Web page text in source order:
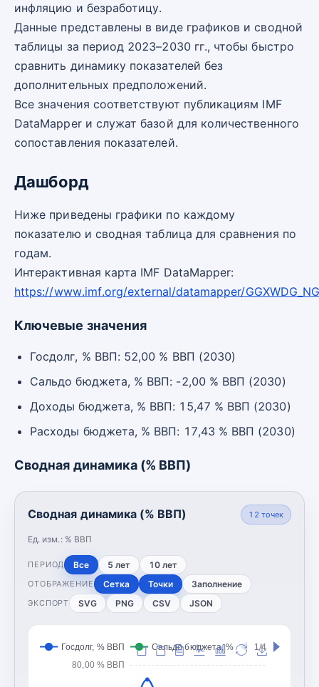
инфляцию и безработицу.
Данные представлены в виде графиков и сводной
таблицы за период 2023–2030 гг., чтобы быстро
сравнить динамику показателей без
дополнительных предположений.
Все значения соответствуют публикациям IMF
DataMapper и служат базой для количественного
сопоставления показателей.
Дашборд
Ниже приведены графики по каждому
показателю и сводная таблица для сравнения по
годам.
Интерактивная карта IMF DataMapper:
https://www.imf.org/external/datamapper/
Ключевые значения
Госдолг, % ВВП: 52,00 % ВВП (2030)
Сальдо бюджета, % ВВП: -2,00 % ВВП (2030)
Доходы бюджета, % ВВП: 15,47 % ВВП (2030)
Расходы бюджета, % ВВП: 17,43 % ВВП (2030)
Сводная динамика (% ВВП)
Сводная динамика (% ВВП)
Ед. изм.: % ВВП
12 точек
ПЕРИОД Все 5 лет 10 лет
ОТОБРАЖЕНИЕ Сетка Точки Заполнение
ЭКСПОРТ SVG PNG CSV JSON
80,00 % ВВП
Госдолг, % ВВП Сальдо бюджета, % ВВП 1/4